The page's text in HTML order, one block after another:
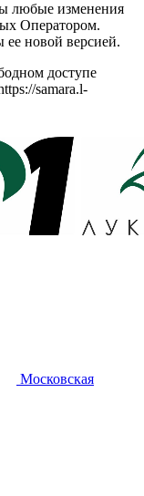
любые изменения
Оператором.
ее новой версией.
доступе
samara.l-
Московская